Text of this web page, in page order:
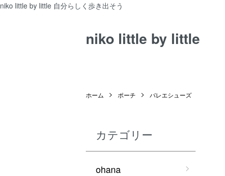
niko little by little 自分らしく歩き出そう
niko little by little
ホーム ポーチ バレエシューズ
カテゴリー
ohana